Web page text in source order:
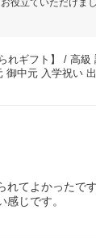
役立ていただけま
れギフト】 / 高級
御中元 入学祝い
れてよかったです
じです。